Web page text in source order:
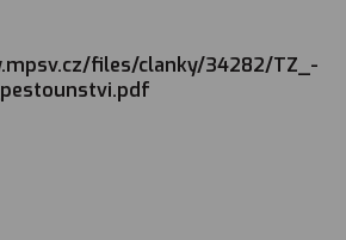
files/clanky/34282/TZ_-